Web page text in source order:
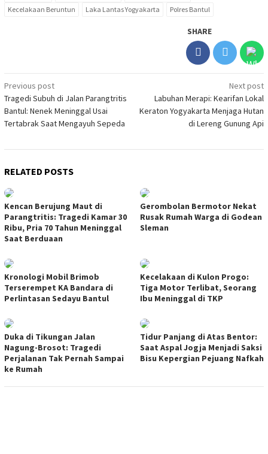
Kecelakaan Beruntun
Laka Lantas Yogyakarta Polres Bantul
SHARE
Post
navigation
Previous post
Tragedi Subuh di Jalan Parangtritis
Bantul: Nenek Meninggal Usai
Tertabrak Saat Mengayuh Sepeda
Next post
Labuhan Merapi: Kearifan Lokal
Keraton Yogyakarta Menjaga Hutan
di Lereng Gunung Api
RELATED POSTS
Kencan Berujung Maut di
Parangtritis: Tragedi Kamar 30
Ribu, Pria 70 Tahun Meninggal
Saat Berduaan
Gerombolan Bermotor Nekat
Rusak Rumah Warga di Godean
Sleman
Kronologi Mobil Brimob
Terserempet KA Bandara di
Perlintasan Sedayu Bantul
Kecelakaan di Kulon Progo:
Tiga Motor Terlibat, Seorang
Ibu Meninggal di TKP
Duka di Tikungan Jalan
Nagung-Brosot: Tragedi
Perjalanan Tak Pernah Sampai
ke Rumah
Tidur Panjang di Atas Bentor:
Saat Aspal Jogja Menjadi Saksi
Bisu Kepergian Pejuang Nafkah